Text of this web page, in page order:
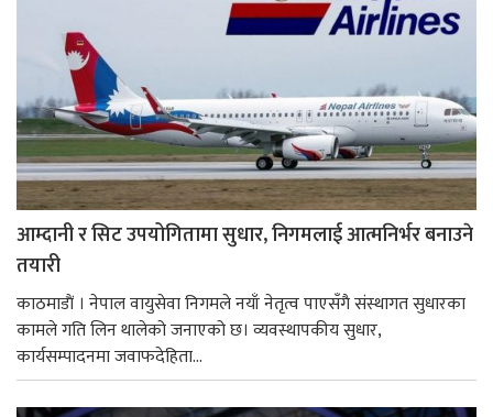
आम्दानी र सिट उपयोगितामा सुधार, निगमलाई आत्मनिर्भर बनाउने
तयारी
काठमाडाैं । नेपाल वायुसेवा निगमले नयाँ नेतृत्व पाएसँगै संस्थागत सुधारका
कामले गति लिन थालेको जनाएको छ। व्यवस्थापकीय सुधार,
कार्यसम्पादनमा जवाफदेहिता...